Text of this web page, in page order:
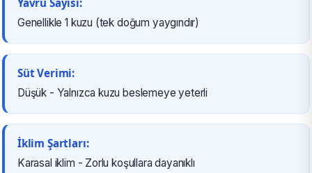
Yavru Sayısı:
Genellikle 1 kuzu (tek doğum yaygındır)
Süt Verimi:
Düşük - Yalnızca kuzu beslemeye yeterli
İklim Şartları:
Karasal iklim - Zorlu koşullara dayanıklı